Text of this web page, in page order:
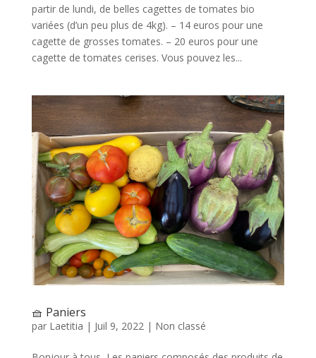
partir de lundi, de belles cagettes de tomates bio
variées (d’un peu plus de 4kg). – 14 euros pour une
cagette de grosses tomates. – 20 euros pour une
cagette de tomates cerises. Vous pouvez les...
🧺 Paniers
par Laetitia | Juil 9, 2022 | Non classé